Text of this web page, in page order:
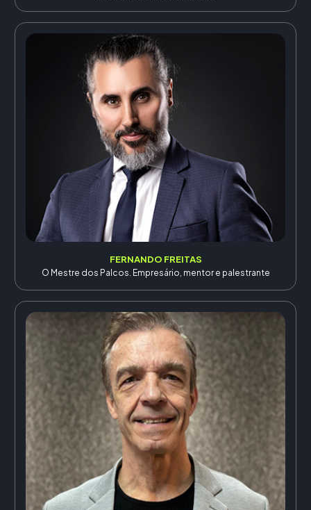
FERNANDO FREITAS
O Mestre dos Palcos. Empresário, mentor e palestrante